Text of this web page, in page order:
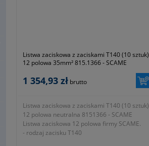
Listwa zaciskowa z zaciskami T140 (10 sztuk)
12 polowa 35mm² 815.1366 - SCAME
1 354,93 zł brutto
Listwa zaciskowa z zaciskami T140 (10 sztuk)
12 polowa neutralna 8151366 - SCAME
Listwa zaciskowa 12 polowa firmy SCAME.
- rodzaj zacisku T140